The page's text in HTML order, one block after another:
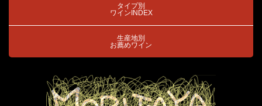
タイプ別
ワインINDEX
生産地別
お薦めワイン